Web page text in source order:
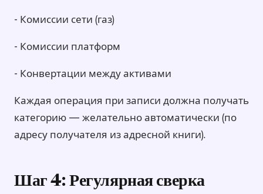
- Комиссии сети (газ)
- Комиссии платформ
- Конвертации между активами
Каждая операция при записи должна получать
категорию — желательно автоматически (по
адресу получателя из адресной книги).
Шаг 4: Регулярная сверка